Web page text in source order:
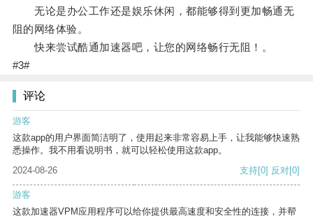
无论是办公工作还是娱乐休闲，都能够得到更加畅通无
阻的网络体验。
快来尝试酷通加速器吧，让您的网络畅行无阻！。
#3#
评论
游客
这款app的用户界面简洁明了，使用起来非常容易上手，让我能够快速熟
悉操作。我不用看说明书，就可以轻松使用这款app。
2024-08-26
支持[0] 反对[0]
游客
这款加速器VPM应用程序可以给你提供最高速度和安全性的连接，并帮